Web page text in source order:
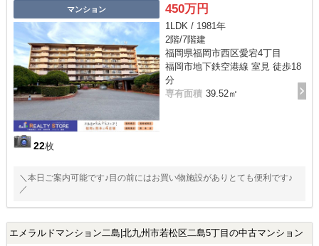
マンション
22枚
450万円
1LDK / 1981年
2階/7階建
福岡県福岡市西区愛宕4丁目
福岡市地下鉄空港線 室見 徒歩18
分
専有面積 39.52㎡
＼本日ご案内可能です♪目の前にはお買い物施設がありとても便利です♪
／
エメラルドマンション二島|北九州市若松区二島5丁目の中古マンション